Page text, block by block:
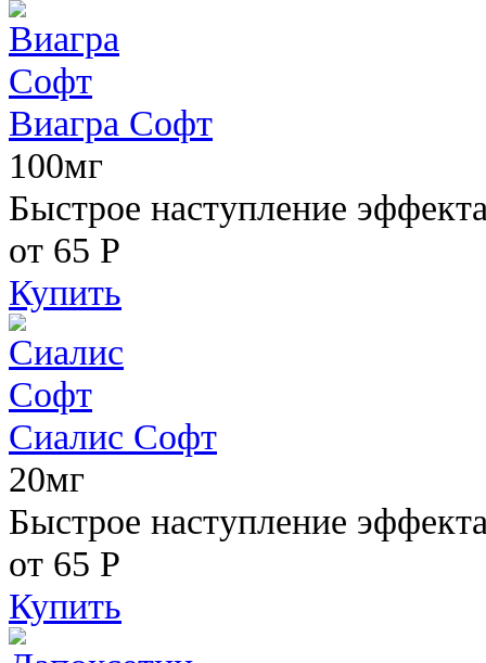
Виагра Софт
100мг
Быстрое наступление
от 65 Р
Купить
Сиалис Софт
20мг
Быстрое наступление
от 65 Р
Купить